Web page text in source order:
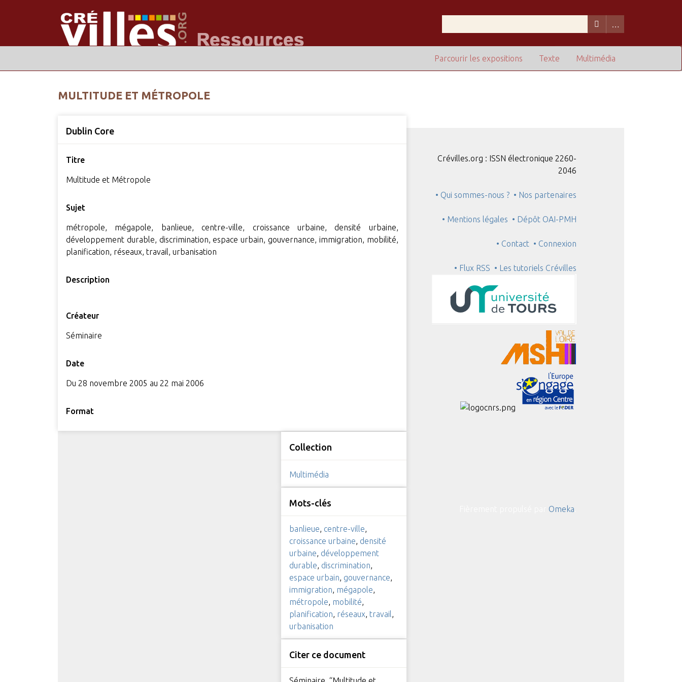
Multimédia
Texte
Parcourir les expositions
MULTITUDE ET MÉTROPOLE
Dublin Core
Titre
Multitude et Métropole
Sujet
métropole, mégapole, banlieue, centre-ville, croissance urbaine, densité urbaine,
développement durable, discrimination, espace urbain, gouvernance, immigration, mobilité,
planification, réseaux, travail, urbanisation
Description
Créateur
Séminaire
Date
Du 28 novembre 2005 au 22 mai 2006
Format
Collection
Multimédia
Mots-clés
banlieue, centre-ville,
croissance urbaine, densité
urbaine, développement
durable, discrimination,
espace urbain, gouvernance,
immigration, mégapole,
métropole, mobilité,
planification, réseaux,travail,
urbanisation
Citer ce document
Crévilles.org : ISSN électronique 2260-
2046
• Qui sommes-nous ? • Nos partenaires
• Mentions légales • Dépôt OAI-PMH
• Contact • Connexion
• Flux RSS • Les tutoriels Crévilles
Omeka